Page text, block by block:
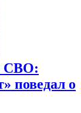
СВО:
поведал о